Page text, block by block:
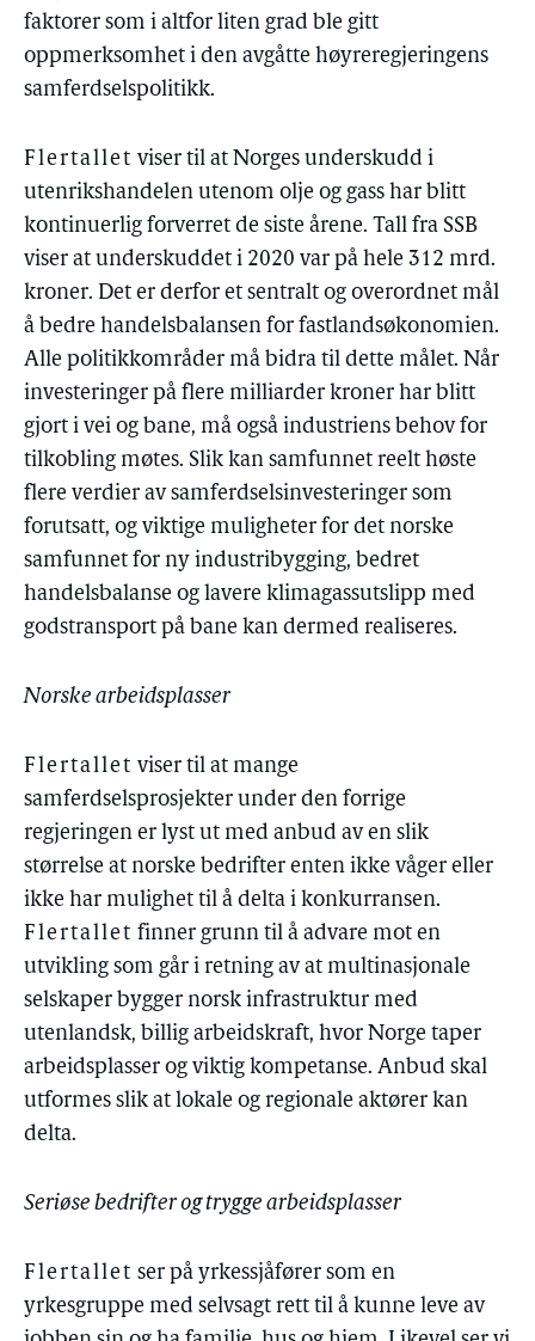
faktorer som i altfor liten grad ble gitt
oppmerksomhet i den avgåtte høyreregjeringens
samferdselspolitikk.
Flertallet viser til at Norges underskudd i
utenrikshandelen utenom olje og gass har blitt
kontinuerlig forverret de siste årene. Tall fra SSB
viser at underskuddet i 2020 var på hele 312 mrd.
kroner. Det er derfor et sentralt og overordnet mål
å bedre handelsbalansen for fastlandsøkonomien.
Alle politikkområder må bidra til dette målet. Når
investeringer på flere milliarder kroner har blitt
gjort i vei og bane, må også industriens behov for
tilkobling møtes. Slik kan samfunnet reelt høste
flere verdier av samferdselsinvesteringer som
forutsatt, og viktige muligheter for det norske
samfunnet for ny industribygging, bedret
handelsbalanse og lavere klimagassutslipp med
godstransport på bane kan dermed realiseres.
Norske arbeidsplasser
Flertallet viser til at mange
samferdselsprosjekter under den forrige
regjeringen er lyst ut med anbud av en slik
størrelse at norske bedrifter enten ikke våger eller
ikke har mulighet til å delta i konkurransen.
Flertallet finner grunn til å advare mot en
utvikling som går i retning av at multinasjonale
selskaper bygger norsk infrastruktur med
utenlandsk, billig arbeidskraft, hvor Norge taper
arbeidsplasser og viktig kompetanse. Anbud skal
utformes slik at lokale og regionale aktører kan
delta.
Seriøse bedrifter og trygge arbeidsplasser
Flertallet ser på yrkessjåfører som en
yrkesgruppe med selvsagt rett til å kunne leve av